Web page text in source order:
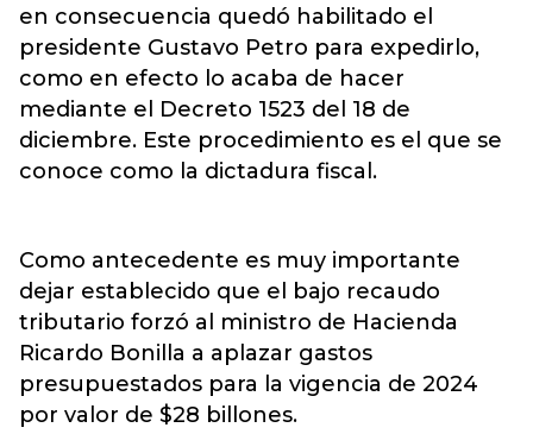
en consecuencia quedó habilitado el
presidente Gustavo Petro para expedirlo,
como en efecto lo acaba de hacer
mediante el Decreto 1523 del 18 de
diciembre. Este procedimiento es el que se
conoce como la dictadura fiscal.
Como antecedente es muy importante
dejar establecido que el bajo recaudo
tributario forzó al ministro de Hacienda
Ricardo Bonilla a aplazar gastos
presupuestados para la vigencia de 2024
por valor de $28 billones.